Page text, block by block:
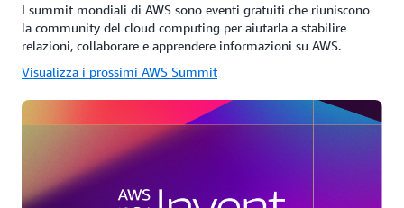
I summit mondiali di AWS sono eventi gratuiti che riuniscono
la community del cloud computing per aiutarla a stabilire
relazioni, collaborare e apprendere informazioni su AWS.
Visualizza i prossimi AWS Summit